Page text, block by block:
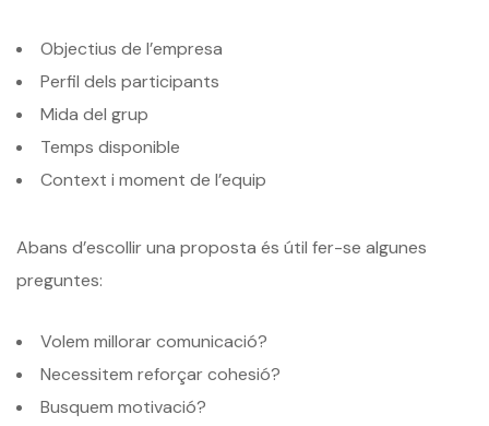
Objectius de l’empresa
Perfil dels participants
Mida del grup
Temps disponible
Context i moment de l’equip
Abans d’escollir una proposta és útil fer-se algunes
preguntes:
Volem millorar comunicació?
Necessitem reforçar cohesió?
Busquem motivació?